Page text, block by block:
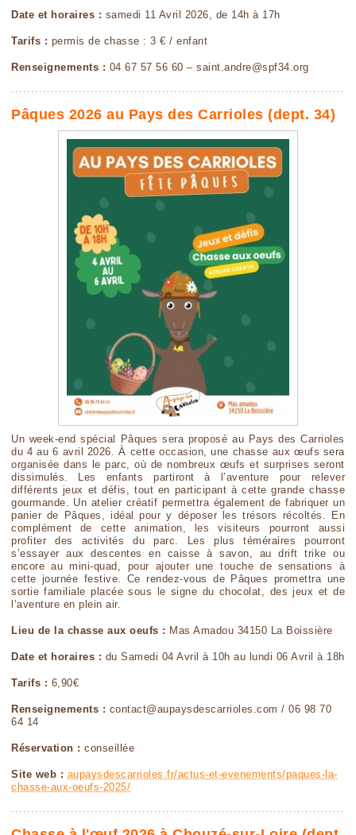
Date et horaires : samedi 11 Avril 2026, de 14h à 17h
Tarifs : permis de chasse : 3 € / enfant
Renseignements : 04 67 57 56 60 – saint.andre@spf34.org
Pâques 2026 au Pays des Carrioles (dept. 34)
Un week-end spécial Pâques sera proposé au Pays des Carrioles
du 4 au 6 avril 2026. À cette occasion, une chasse aux œufs sera
organisée dans le parc, où de nombreux œufs et surprises seront
dissimulés. Les enfants partiront à l’aventure pour relever
différents jeux et défis, tout en participant à cette grande chasse
gourmande. Un atelier créatif permettra également de fabriquer un
panier de Pâques, idéal pour y déposer les trésors récoltés. En
complément de cette animation, les visiteurs pourront aussi
profiter des activités du parc. Les plus téméraires pourront
s’essayer aux descentes en caisse à savon, au drift trike ou
encore au mini-quad, pour ajouter une touche de sensations à
cette journée festive. Ce rendez-vous de Pâques promettra une
sortie familiale placée sous le signe du chocolat, des jeux et de
l’aventure en plein air.
Lieu de la chasse aux oeufs : Mas Amadou 34150 La Boissière
Date et horaires : du Samedi 04 Avril à 10h au lundi 06 Avril à 18h
Tarifs : 6,90€
Renseignements : contact@aupaysdescarrioles.com / 06 98 70
64 14
Réservation : conseillée
Site web : aupaysdescarrioles.fr/actus-et-evenements/paques-la-
chasse-aux-oeufs-2025/